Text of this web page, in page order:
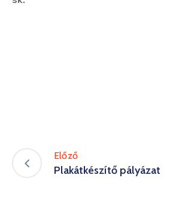
HVI
Előző
Plakátkészítő pályázat